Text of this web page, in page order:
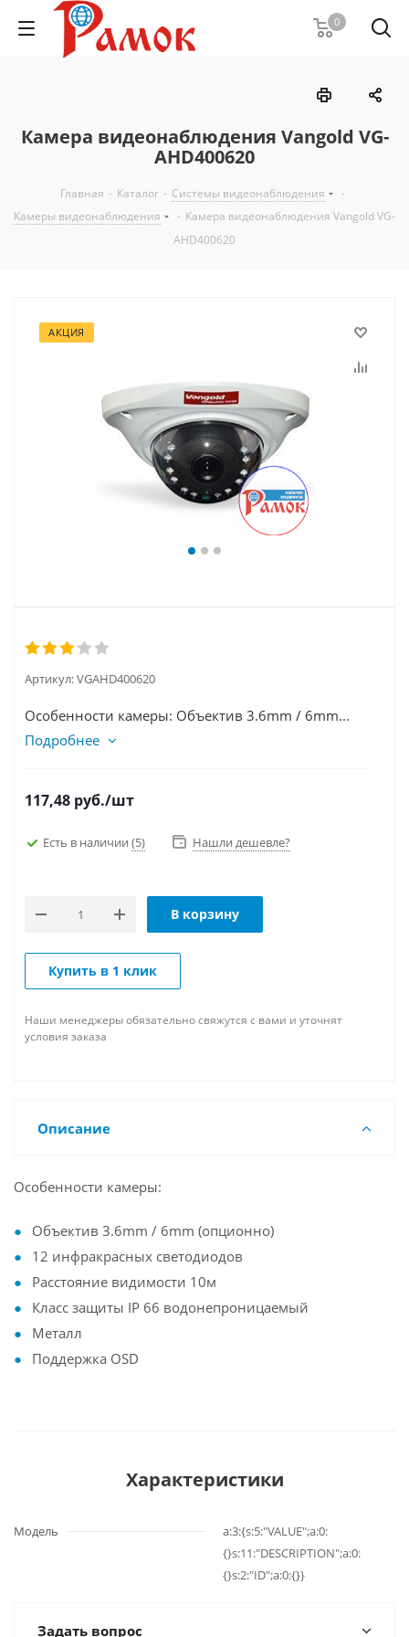
0
Камера видеонаблюдения Vangold VG-
AHD400620
Главная - Каталог - Системы видеонаблюдения
-
Камеры видеонаблюдения
- Камера видеонаблюдения Vangold VG-
AHD400620
АКЦИЯ
Артикул:VGAHD400620
Особенности камеры: Объектив 3.6mm / 6mm...
Подробнее
117,48 руб./шт
Есть в наличии (5) Нашли дешевле?
В корзину
Купить в 1 клик
Наши менеджеры обязательно свяжутся с вами и уточнят
условия заказа
Описание
Особенности камеры:
Объектив 3.6mm / 6mm (опционно)
12 инфракрасных светодиодов
Расстояние видимости 10м
Класс защиты IP 66 водонепроницаемый
Металл
Поддержка OSD
Характеристики
Модель
a:3:{s:5:"VALUE";a:0:
{}s:11:"DESCRIPTION";a:0:
{}s:2:"ID";a:0:{}}
Задать вопрос